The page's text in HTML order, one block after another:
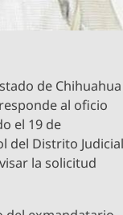
de Chihuahua
al oficio
el 19 de
del Distrito
la solicitud